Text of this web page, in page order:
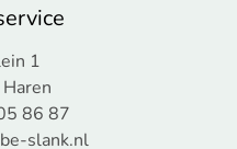
1
86 87
slank.nl